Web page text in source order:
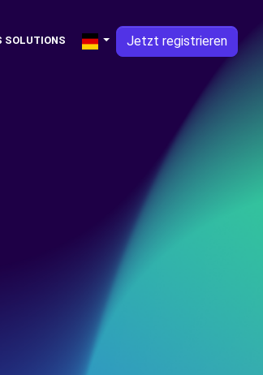
SOLUTIONS Jetzt registrieren